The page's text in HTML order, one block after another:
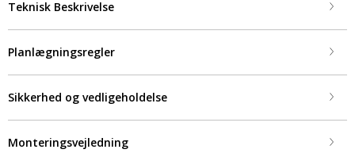
Teknisk Beskrivelse
Planlægningsregler
Sikkerhed og vedligeholdelse
Monteringsvejledning